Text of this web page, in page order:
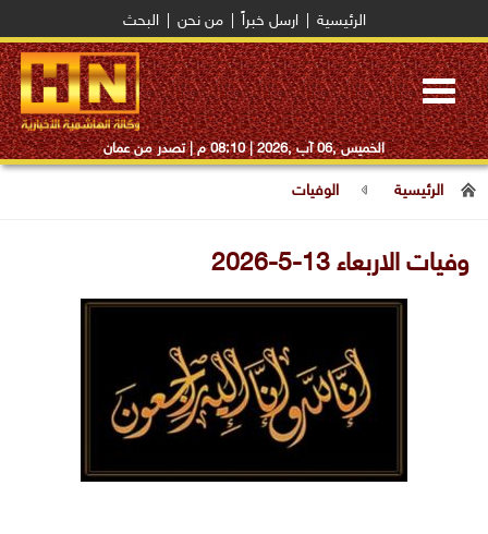
الرئيسية ارسل خبراً من نحن البحث
Toggle
navigation
الخميس ,06 آب ,2026 | 08:10 م | تصدر من عمان
الرئيسية الوفيات
وفيات الاربعاء 13-5-2026